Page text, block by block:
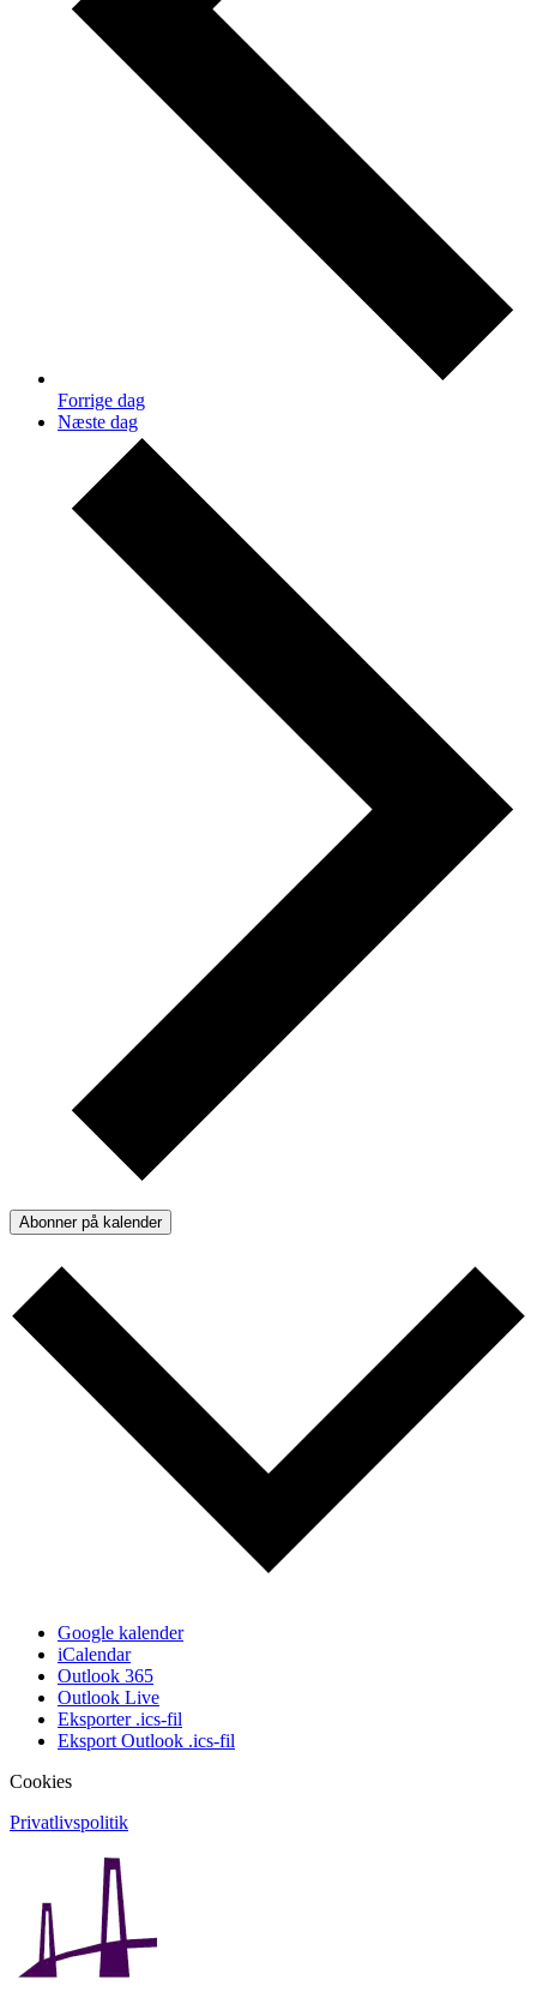
Forrige dag
Næste dag
Abonner på kalender
Google kalender
iCalendar
Outlook 365
Outlook Live
Eksporter .ics-fil
Eksport Outlook .ics-fil
Cookies
Privatlivspolitik